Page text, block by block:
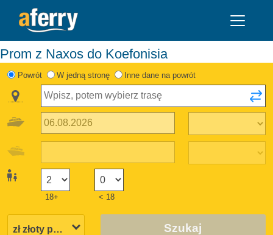
Prom z Naxos do Koefonisia
Powrót W jedną stronę Inne dane na powrót
18+ < 18
Szukaj